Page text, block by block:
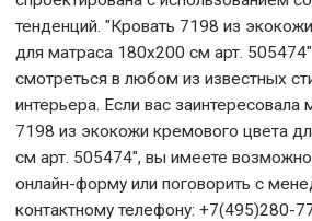
тенденций. "Кровать 7198 из
для матраса 180x200 см арт.
смотреться в любом из известных
интерьера. Если вас заинтересовала
7198 из экокожи кремового цвета
см арт. 505474", вы имеете
онлайн-форму или поговорить с
контактному телефону: +7(495)280-